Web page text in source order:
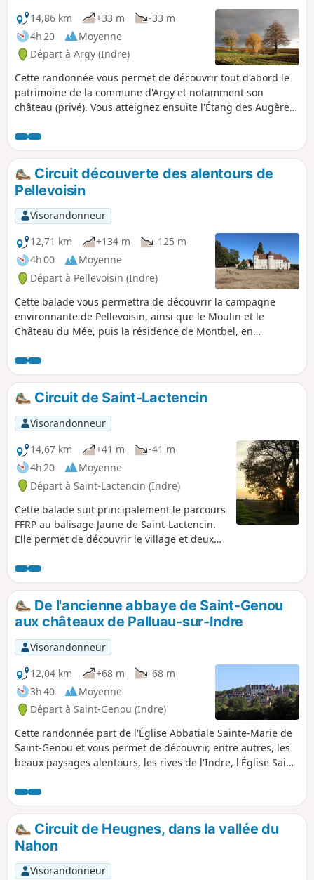
14,86 km
+33 m
-33 m
4h 20
Moyenne
Départ à Argy (Indre)
Cette randonnée vous permet de découvrir tout d'abord le
patrimoine de la commune d'Argy et notamment son
château (privé). Vous atteignez ensuite l'Étang des Augères
hameaux, typiques de la Champagne Berrichonne, par de
petites routes et chemins champêtres.
Circuit découverte des alentours de
Pellevoisin
Visorandonneur
12,71 km
+134 m
-125 m
4h 00
Moyenne
Départ à Pellevoisin (Indre)
Cette balade vous permettra de découvrir la campagne
environnante de Pellevoisin, ainsi que le Moulin et le
Château du Mée, puis la résidence de Montbel, en
Circuit de Saint-Lactencin
Visorandonneur
14,67 km
+41 m
-41 m
4h 20
Moyenne
Départ à Saint-Lactencin (Indre)
Cette balade suit principalement le parcours
FFRP au balisage Jaune de Saint-Lactencin.
Elle permet de découvrir le village et deux
celui de Marécreux. Le chemin est le plus
souvent au milieu des grandes étendues de
terres agricoles de cette partie de l'Indre.
De l'ancienne abbaye de Saint-Genou
aux châteaux de Palluau-sur-Indre
Visorandonneur
12,04 km
+68 m
-68 m
3h 40
Moyenne
Départ à Saint-Genou (Indre)
Cette randonnée part de l'Église Abbatiale Sainte-Marie de
Saint-Genou et vous permet de découvrir, entre autres, les
beaux paysages alentours, les rives de l'Indre, l'Église Saint-
anciennes caves où habitent maintenant des chauves-
souris et le petit château (privé) de la Joubardière.
Circuit de Heugnes, dans la vallée du
Nahon
Visorandonneur